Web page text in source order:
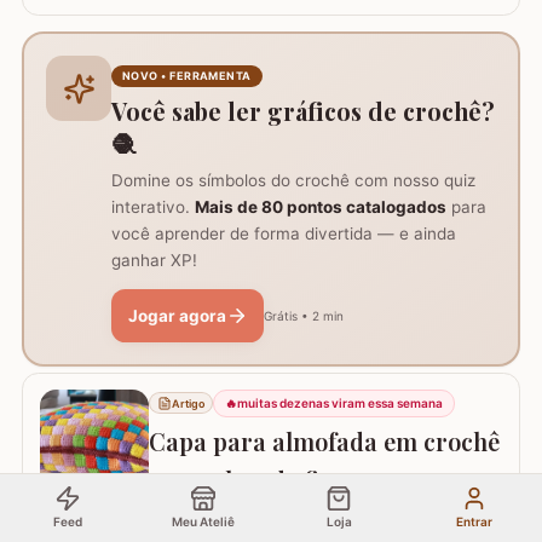
crie uma peça volumosa e encantadora, perfeita para
trilhos de mesa, aplicações em tapetes ou…
NOVO • FERRAMENTA
Você sabe ler gráficos de crochê?
🧶
Domine os símbolos do crochê com nosso quiz
interativo. Mais de 80 pontos catalogados para
você aprender de forma divertida — e ainda
ganhar XP!
Jogar agora Grátis • 2 min
Artigo 🔥muitas dezenas viram essa semana
Capa para almofada em crochê
com sobra de fio
Neste passo a passo vou ajudar você fazer a capa para
Feed Meu Ateliê Loja Entrar